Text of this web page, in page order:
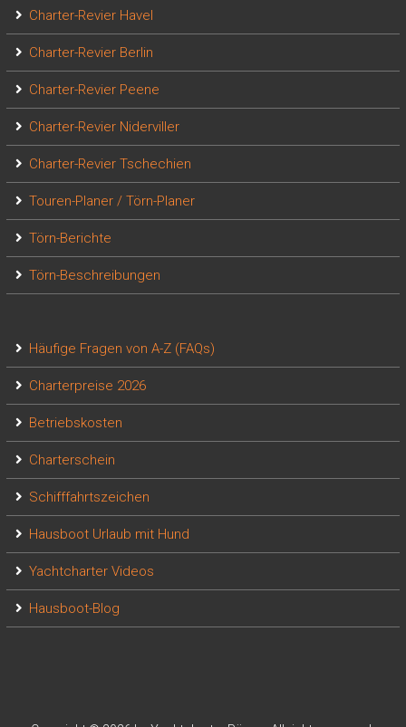
Charter-Revier Havel
Charter-Revier Berlin
Charter-Revier Peene
Charter-Revier Niderviller
Charter-Revier Tschechien
Touren-Planer / Törn-Planer
Törn-Berichte
Törn-Beschreibungen
Häufige Fragen von A-Z (FAQs)
Charterpreise 2026
Betriebskosten
Charterschein
Schifffahrtszeichen
Hausboot Urlaub mit Hund
Yachtcharter Videos
Hausboot-Blog